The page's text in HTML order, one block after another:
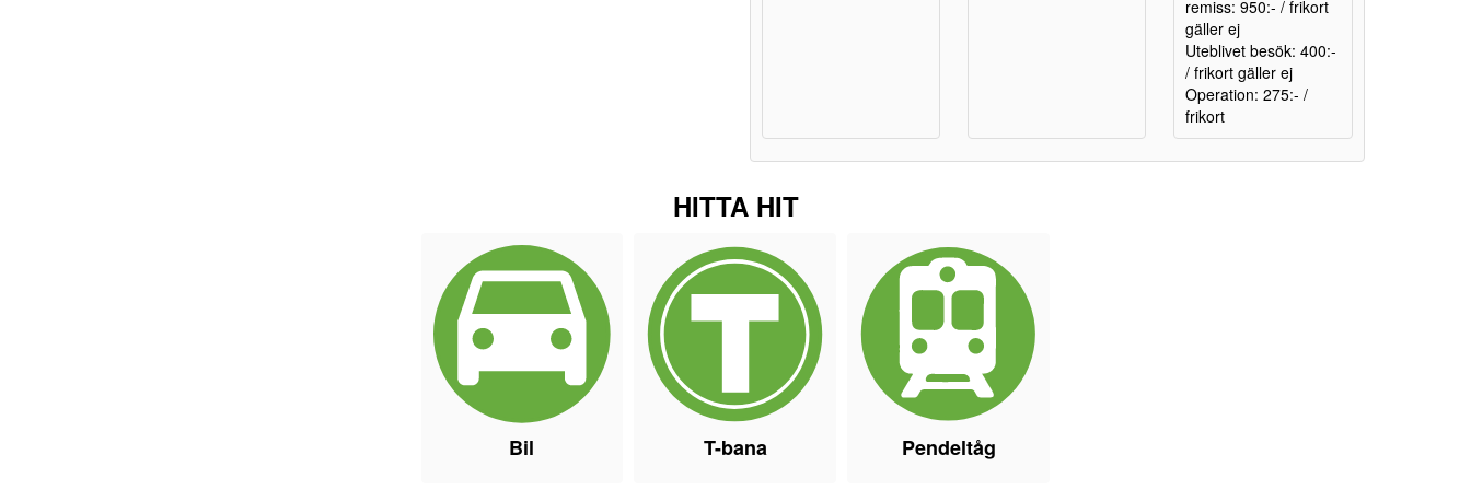
remiss: 950:- / frikort
gäller ej
Uteblivet besök: 400:-
/ frikort gäller ej
Operation: 275:- /
frikort
HITTA HIT
Bil T-bana Pendeltåg